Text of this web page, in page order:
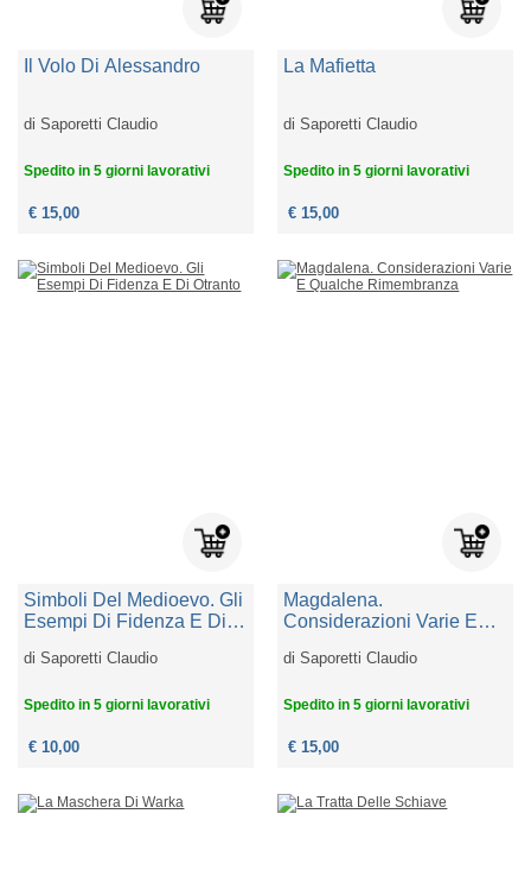
Il Volo Di Alessandro
diSaporetti Claudio
Spedito in 5 giorni lavorativi
€ 15,00
La Mafietta
diSaporetti Claudio
Spedito in 5 giorni lavorativi
€ 15,00
Simboli Del Medioevo. Gli
Esempi Di Fidenza E Di
diSaporetti Claudio
Spedito in 5 giorni lavorativi
€ 10,00
Magdalena.
Considerazioni Varie E
diSaporetti Claudio
Spedito in 5 giorni lavorativi
€ 15,00